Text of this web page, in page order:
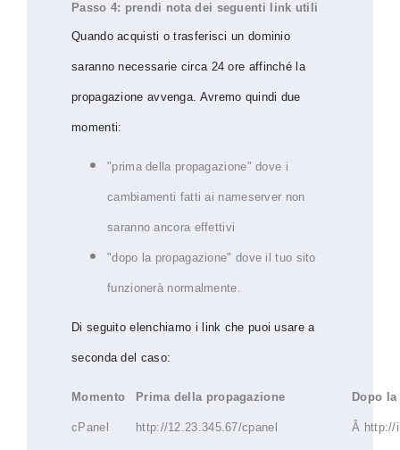
Passo 4: prendi nota dei seguenti link utili
Quando acquisti o trasferisci un dominio
saranno necessarie circa 24 ore affinché la
propagazione avvenga. Avremo quindi due
momenti:
"prima della propagazione" dove i
cambiamenti fatti ai nameserver non
saranno ancora effettivi
"dopo la propagazione" dove il tuo sito
funzionerà normalmente.
Di seguito elenchiamo i link che puoi usare a
seconda del caso:
Momento Prima della propagazione Dopo
cPanel http://12.23.345.67/cpanel Â http://